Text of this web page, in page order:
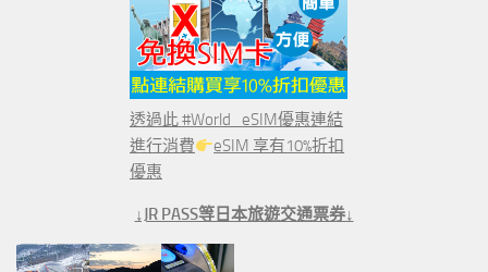
透過此 #World_eSIM優惠連結
進行消費
eSIM 享有10%折扣
優惠
↓JR PASS等日本旅遊交通票券↓